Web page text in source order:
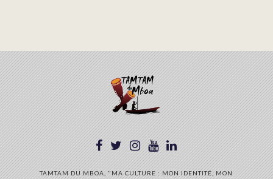
TAMTAM DU MBOA, "MA CULTURE : MON IDENTITÉ, MON